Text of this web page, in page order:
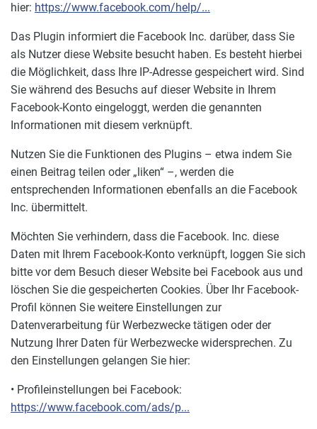
hier: https://www.facebook.com/help/...
Das Plugin informiert die Facebook Inc. darüber, dass Sie
als Nutzer diese Website besucht haben. Es besteht hierbei
die Möglichkeit, dass Ihre IP-Adresse gespeichert wird. Sind
Sie während des Besuchs auf dieser Website in Ihrem
Facebook-Konto eingeloggt, werden die genannten
Informationen mit diesem verknüpft.
Nutzen Sie die Funktionen des Plugins – etwa indem Sie
einen Beitrag teilen oder „liken“ –, werden die
entsprechenden Informationen ebenfalls an die Facebook
Inc. übermittelt.
Möchten Sie verhindern, dass die Facebook. Inc. diese
Daten mit Ihrem Facebook-Konto verknüpft, loggen Sie sich
bitte vor dem Besuch dieser Website bei Facebook aus und
löschen Sie die gespeicherten Cookies. Über Ihr Facebook-
Profil können Sie weitere Einstellungen zur
Datenverarbeitung für Werbezwecke tätigen oder der
Nutzung Ihrer Daten für Werbezwecke widersprechen. Zu
den Einstellungen gelangen Sie hier:
• Profileinstellungen bei Facebook:
https://www.facebook.com/ads/p...